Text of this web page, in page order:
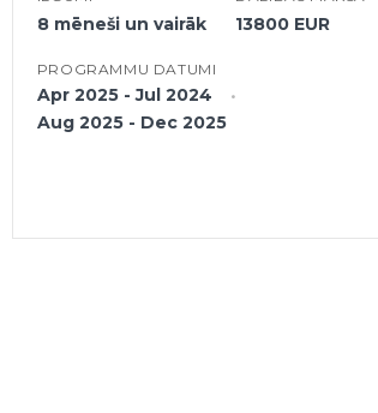
8 mēneši un vairāk 13800 EUR
PROGRAMMU DATUMI
Apr 2025 - Jul 2024
Aug 2025 - Dec 2025